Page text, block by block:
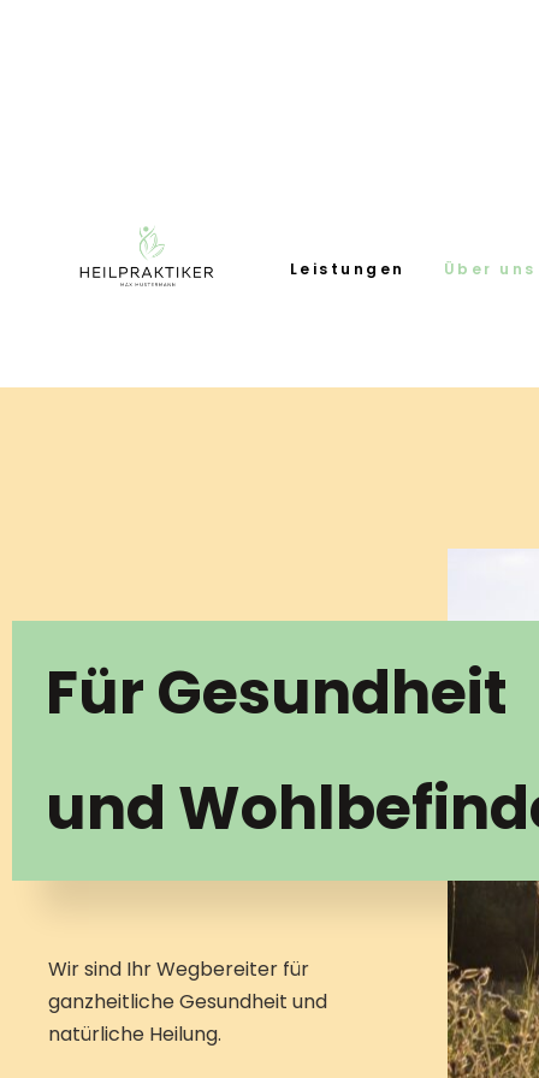
Leistungen Über uns
Für Gesundheit
und
Wir sind Ihr Wegbereiter für
ganzheitliche Gesundheit und
natürliche Heilung.